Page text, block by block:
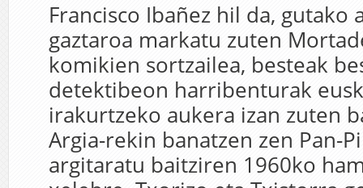
Francisco Ibañez hil da, gutako
gaztaroa markatu zuten
komikien sortzailea, besteak
detektibeon harribenturak
irakurtzeko aukera izan zuten
Argia-rekin banatzen zen Pan-
argitaratu baitziren 1960ko